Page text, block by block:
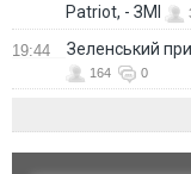
Patriot, - ЗМІ
19:44 Зеленський
164 0